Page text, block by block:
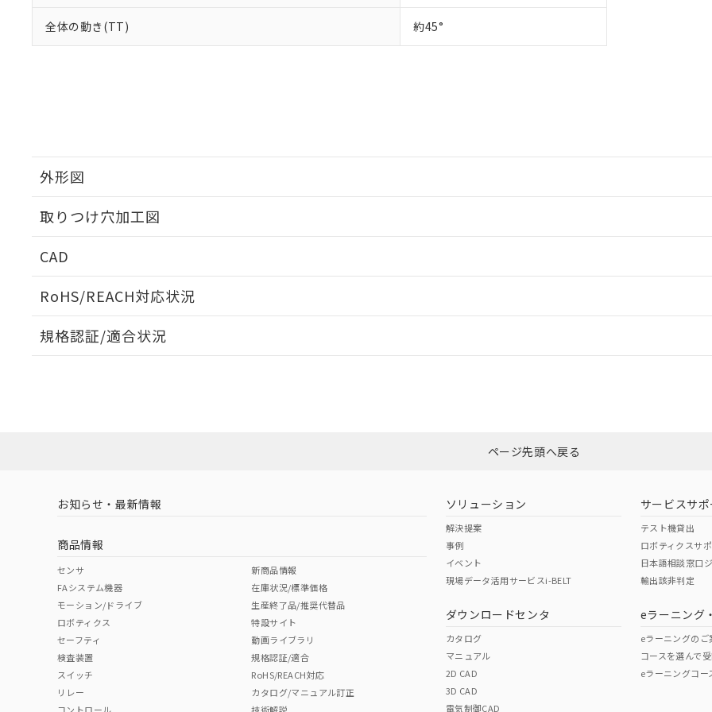
全体の動き(TT) 約45°
外形図
取りつけ穴加工図
CAD
RoHS/REACH対応状況
EU RoHS 注意事項・凡例
ダウンロードはこちら
中国 RoHS 注意事項・凡例
中国 RoHS表
Pb Hg Cr(VI)
規格認証/適合状況
ページ先頭へ戻る
お知らせ・最新情報
商品情報
センサ
FAシステム機器
モーション/ドライブ
ロボティクス
セーフティ
検査装置
スイッチ
リレー
新商品情報
在庫状況/標準価格
生産終了品/推奨代替品
特設サイト
動画ライブラリ
規格認証/適合
RoHS/REACH対応
カタログ/マニュアル訂正
ソリューション
解決提案
事例
イベント
現場データ活用サービスi-BELT
ダウンロードセンタ
カタログ
マニュアル
2D CAD
3D CAD
電気制御CAD
サービスサポ
テスト機貸出
ロボティクスサ
日本語相談窓口
輸出該非判定
eラーニング
eラーニングのご
コースを選んで
eラーニングコー